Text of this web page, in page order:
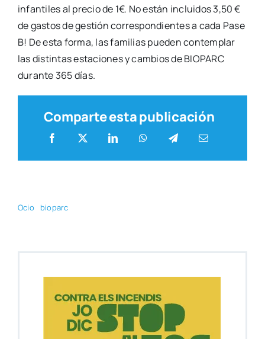
infan­ti­les al pre­cio de 1€. No están inclui­dos 3,50 €
de gas­tos de ges­tión corres­pon­dien­tes a cada Pase
B! De esta for­ma, las fami­lias pue­den con­tem­plar
las dis­tin­tas esta­cio­nes y cam­bios de BIOPARC
duran­te 365 días.
Comparte esta publicación
Ocio bio­parc